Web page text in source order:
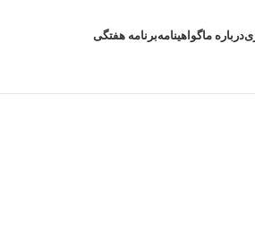
درباره ماگواهینامهبرنامه هفتگی